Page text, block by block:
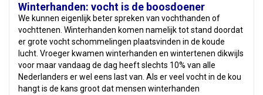
Winterhanden: vocht is de boosdoener
We kunnen eigenlijk beter spreken van vochthanden of
vochttenen. Winterhanden komen namelijk tot stand doordat
er grote vocht schommelingen plaatsvinden in de koude
lucht. Vroeger kwamen winterhanden en wintertenen dikwijls
voor maar vandaag de dag heeft slechts 10% van alle
Nederlanders er wel eens last van. Als er veel vocht in de kou
hangt is de kans groot dat mensen winterhanden